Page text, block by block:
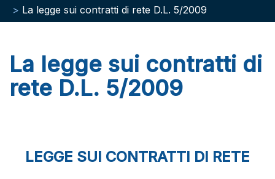
La legge sui contratti di rete D.L. 5/2009
La legge sui contratti di
rete D.L. 5/2009
LEGGE SUI CONTRATTI DI RETE